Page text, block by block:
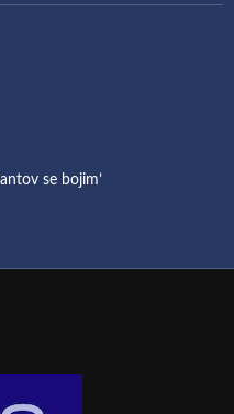
se bojim’